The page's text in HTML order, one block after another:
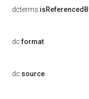
dcterms:
dc:format
dc:source